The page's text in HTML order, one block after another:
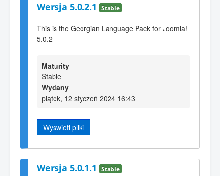
Wersja 5.0.2.1 Stable
This is the Georgian Language Pack for Joomla!
5.0.2
Maturity
Stable
Wydany
piątek, 12 styczeń 2024 16:43
Wyświetl pliki
Wersja 5.0.1.1 Stable